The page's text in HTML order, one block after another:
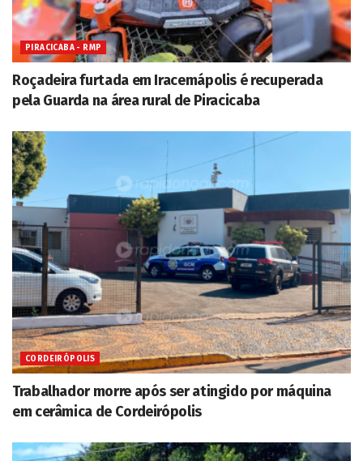
PIRACICABA - RMP
Roçadeira furtada em Iracemápolis é recuperada
pela Guarda na área rural de Piracicaba
CORDEIRÓPOLIS
Trabalhador morre após ser atingido por máquina
em cerâmica de Cordeirópolis